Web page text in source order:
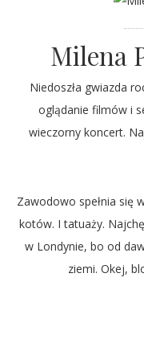
Milena
Niedoszła gwiazda
oglądanie filmów i
wieczorny koncert.
Zawodowo spełnia się
kotów. I tatuaży.
w Londynie, bo od
ziemi. Okej,